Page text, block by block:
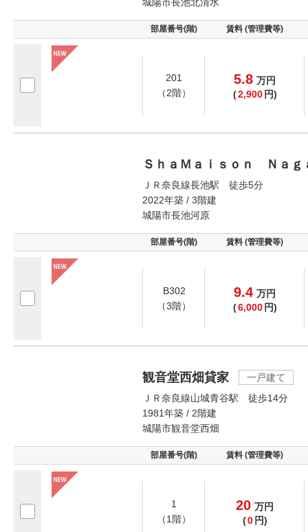
部屋番号(階) 賃料 (管理費等)
201
（2階）
5.8 万円
(2,900 円)
ＳｈａＭａｉｓｏｎ Ｎａｇ
ＪＲ奈良線長池駅 徒歩5分
2022年築 / 3階建
城陽市長池河原
部屋番号(階) 賃料 (管理費等)
B302
（3階）
9.4 万円
(6,000 円)
観音堂西畑貸家
一戸建て
ＪＲ奈良線山城青谷駅 徒歩14分
1981年築 / 2階建
城陽市観音堂西畑
部屋番号(階) 賃料 (管理費等)
1
（1階）
20 万円
(0 円)